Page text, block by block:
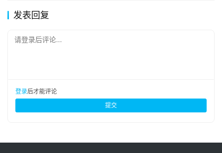
发表回复
请登录后评论...
登录后才能评论
提交